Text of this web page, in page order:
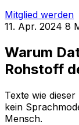
Mitglied werden
11. Apr. 2024 8
Warum
Rohstoff
Texte wie
kein
Mensch.